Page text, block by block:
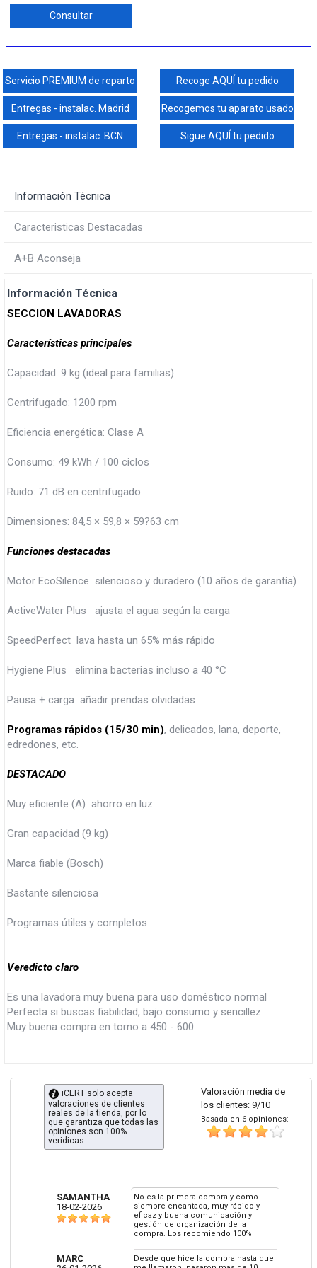
Consultar
Servicio PREMIUM de reparto Recoge AQUÍ tu pedido
Entregas - instalac. Madrid Recogemos tu aparato usado
Entregas - instalac. BCN Sigue AQUÍ tu pedido
Información Técnica
Caracteristicas Destacadas
A+B Aconseja
Información Técnica
SECCION LAVADORAS
Características principales
Capacidad: 9 kg (ideal para familias)
Centrifugado: 1200 rpm
Eficiencia energética: Clase A
Consumo: 49 kWh / 100 ciclos
Ruido: 71 dB en centrifugado
Dimensiones: 84,5 × 59,8 × 59?63 cm
Funciones destacadas
Motor EcoSilence silencioso y duradero (10 años de garantía)
ActiveWater Plus ajusta el agua según la carga
SpeedPerfect lava hasta un 65% más rápido
Hygiene Plus elimina bacterias incluso a 40 °C
Pausa + carga añadir prendas olvidadas
Programas rápidos (15/30 min), delicados, lana, deporte,
edredones, etc.
DESTACADO
Muy eficiente (A) ahorro en luz
Gran capacidad (9 kg)
Marca fiable (Bosch)
Bastante silenciosa
Programas útiles y completos
Veredicto claro
Es una lavadora muy buena para uso doméstico normal
Perfecta si buscas fiabilidad, bajo consumo y sencillez
Muy buena compra en torno a 450 - 600
Valoración media de
los clientes: 9/10
Basada en 6 opiniones:
iCERT solo acepta
valoraciones de clientes
reales de la tienda, por lo
que garantiza que todas las
opiniones son 100%
veridicas.
SAMANTHA
18-02-2026
No es la primera compra y como
siempre encantada, muy rápido y
eficaz y buena comunicación y
gestión de organización de la
compra. Los recomiendo 100%
MARC
Desde que hice la compra hasta que